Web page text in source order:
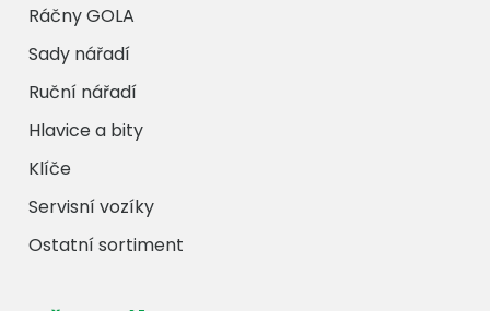
Ráčny GOLA
Sady nářadí
Ruční nářadí
Hlavice a bity
Klíče
Servisní vozíky
Ostatní sortiment